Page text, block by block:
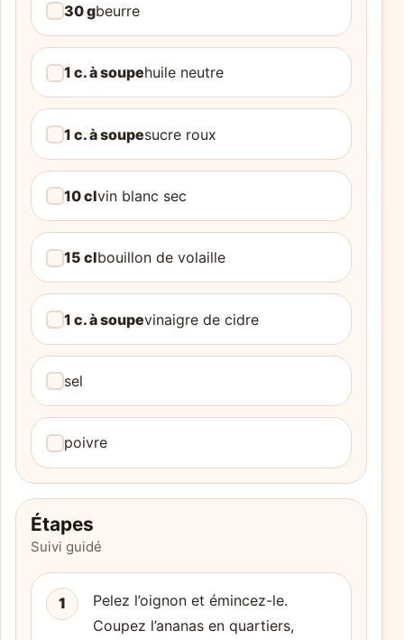
30 gbeurre
1 c. à soupehuile neutre
1 c. à soupesucre roux
10 clvin blanc sec
15 clbouillon de volaille
1 c. à soupevinaigre de cidre
sel
poivre
Étapes
Suivi guidé
1
Pelez l’oignon et émincez-le.
Coupez l’ananas en quartiers,